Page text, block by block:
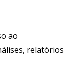
ao
relatórios